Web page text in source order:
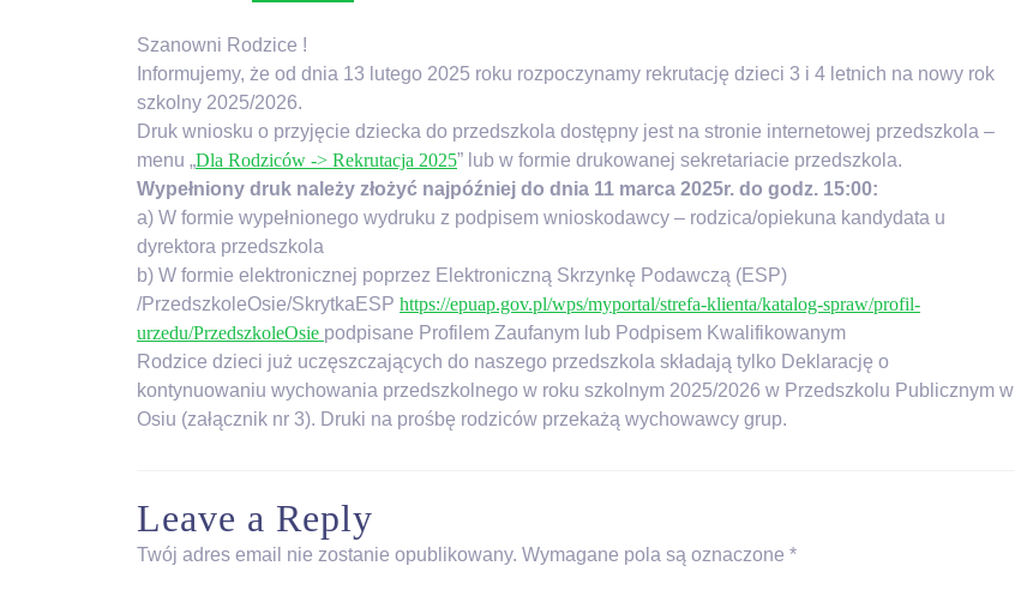
Szanowni Rodzice !
Informujemy, że od dnia 13 lutego 2025 roku rozpoczynamy rekrutację dzieci 3 i 4 letnich na nowy rok
szkolny 2025/2026.
Druk wniosku o przyjęcie dziecka do przedszkola dostępny jest na stronie internetowej przedszkola –
menu „Dla Rodziców -> Rekrutacja 2025” lub w formie drukowanej sekretariacie przedszkola.
Wypełniony druk należy złożyć najpóźniej do dnia 11 marca 2025r. do godz. 15:00:
a) W formie wypełnionego wydruku z podpisem wnioskodawcy – rodzica/opiekuna kandydata u
dyrektora przedszkola
b) W formie elektronicznej poprzez Elektroniczną Skrzynkę Podawczą (ESP)
/PrzedszkoleOsie/SkrytkaESP https://epuap.gov.pl/wps/myportal/strefa-klienta/katalog-spraw/profil-
urzedu/PrzedszkoleOsie podpisane Profilem Zaufanym lub Podpisem Kwalifikowanym
Rodzice dzieci już uczęszczających do naszego przedszkola składają tylko Deklarację o
kontynuowaniu wychowania przedszkolnego w roku szkolnym 2025/2026 w Przedszkolu Publicznym w
Osiu (załącznik nr 3). Druki na prośbę rodziców przekażą wychowawcy grup.
Leave a Reply
Twój adres email nie zostanie opublikowany. Wymagane pola są oznaczone *